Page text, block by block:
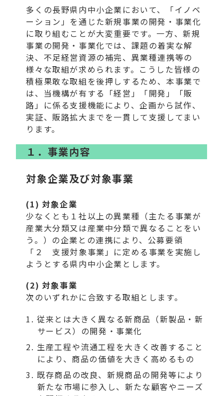
多くの長野県内中小企業において、「イノベ
ーション」を通じた新規事業の開発・事業化
に取り組むことが大変重要です。一方、新規
事業の開発・事業化では、課題の着実な解
決、不足経営資源の補完、異業種連携等の
様々な取組が求められます。こうした皆様の
積極果敢な取組を後押しするため、本事業で
は、当機構が有する「経営」「開発」「販
路」に係る支援機能により、企画から試作、
実証、販路拡大までを一貫して支援してまい
ります。
１．事業内容
対象企業及び対象事業
(1) 対象企業
少なくとも１社以上の異業種（主たる事業が
産業大分類又は産業中分類で異なることをい
う。）の企業との連携により、公募要領
「２ 支援対象事業」に定める事業を実施し
ようとする県内中小企業とします。
(2) 対象事業
次のいずれかに合致する取組とします。
従来とは大きく異なる新商品（新製品・新
サービス）の開発・事業化
生産工程や流通工程を大きく改善すること
により、商品の価値を大きく高めるもの
既存商品の改良、新規商品の開発等により
新たな市場に参入し、新たな顧客やニーズ